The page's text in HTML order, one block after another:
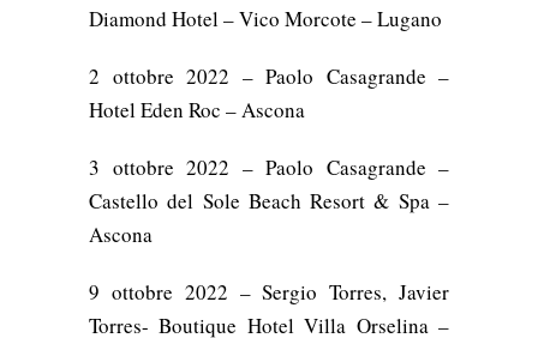
Diamond Hotel – Vico Morcote – Lugano
2 ottobre 2022 – Paolo Casagrande –
Hotel Eden Roc – Ascona
3 ottobre 2022 – Paolo Casagrande –
Castello del Sole Beach Resort & Spa –
Ascona
9 ottobre 2022 – Sergio Torres, Javier
Torres- Boutique Hotel Villa Orselina –